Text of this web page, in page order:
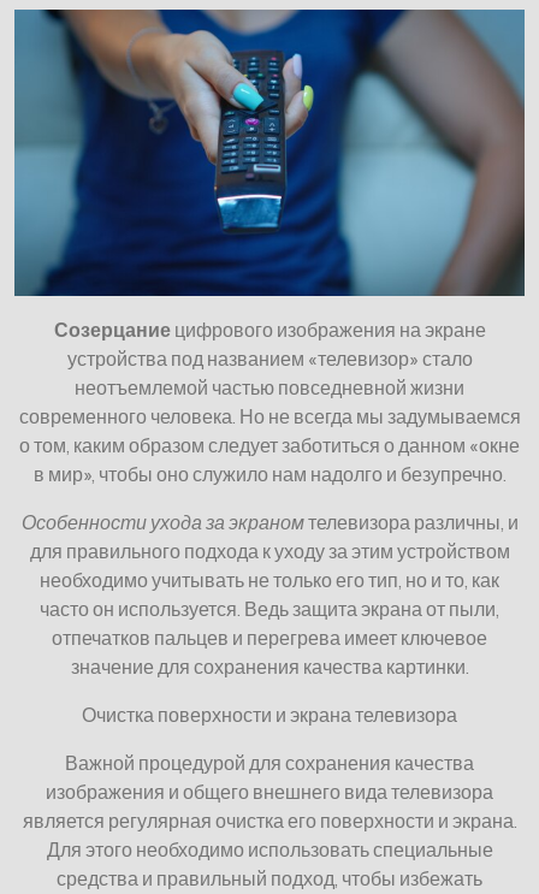
Созерцаниецифрового изображения на экране
устройства под названием «телевизор» стало
неотъемлемой частью повседневной жизни
современного человека. Но не всегда мы задумываемся
о том, каким образом следует заботиться о данном «окне
в мир», чтобы оно служило нам надолго и безупречно.
Особенности ухода за экраномтелевизора различны, и
для правильного подхода к уходу за этим устройством
необходимо учитывать не только его тип, но и то, как
часто он используется. Ведь защита экрана от пыли,
отпечатков пальцев и перегрева имеет ключевое
значение для сохранения качества картинки.
Очистка поверхности и экрана телевизора
Важной процедурой для сохранения качества
изображения и общего внешнего вида телевизора
является регулярная очистка его поверхности и экрана.
Для этого необходимо использовать специальные
средства и правильный подход, чтобы избежать